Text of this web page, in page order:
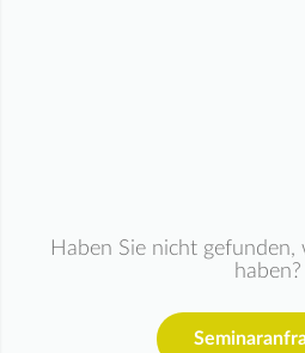
Haben Sie nicht gefunden,
haben?